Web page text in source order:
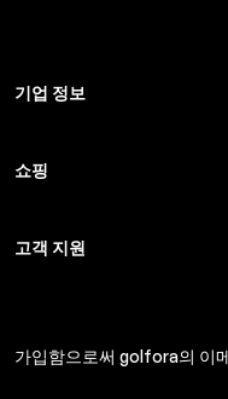
기업 정보
쇼핑
고객 지원
가입함으로써 golfora의 이